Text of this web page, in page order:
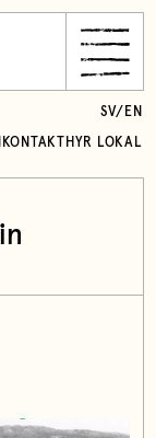
KONTAKT HYR LOKAL
SV/ EN